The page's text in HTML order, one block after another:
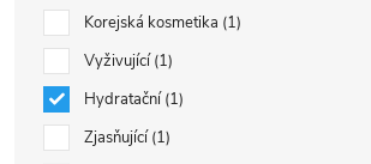
Korejská kosmetika 1
Vyživující 1
Hydratační 1
Zjasňující 1